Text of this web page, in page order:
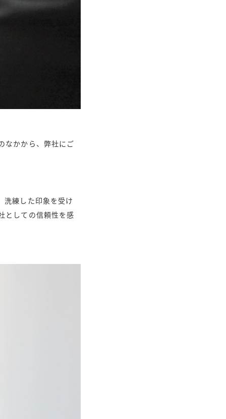
なかから、弊社にご
洗練した印象を受け
としての信頼性を感